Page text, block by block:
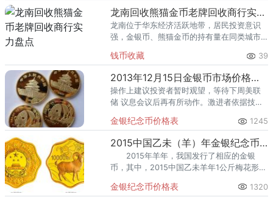
回收渠道里，能精准识别版别溢
龙南回收熊猫金币老牌回收商行实力盘点
龙南位于华东经济活跃地带，居民投资意识
强，金银币、熊猫金币的持有量在同类城市
熊猫金币的需求就明显升温，但鱼龙混杂的
回收渠道里，能精准识别版别溢
钱币收藏 39
2013年12月15日金银币市场价格走势
操作上建议投资者暂时观望，等待下周美联
储 议息会议后再有所动作。激进者依据技术
金银纪念币价格表 1245
2015中国乙未（羊）年金银纪念币1公斤梅花形金质纪念币
2015年羊年，我国发行了相应的金银
币，其中，2015中国乙未羊年1公斤梅花形金
径100毫米，面额10000元，成色99.9%，最
金银纪念币价格表 1320